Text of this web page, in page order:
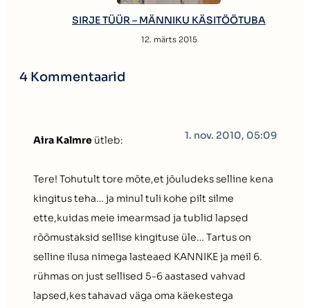
SIRJE TÜÜR – MÄNNIKU KÄSITÖÖTUBA
12. märts 2015
4 Kommentaarid
Aira Kalmre ütleb: 1. nov. 2010, 05:09
Tere! Tohutult tore mõte,et jõuludeks selline kena
kingitus teha… ja minul tuli kohe pilt silme
ette,kuidas meie imearmsad ja tublid lapsed
rõõmustaksid sellise kingituse üle… Tartus on
selline ilusa nimega lasteaed KANNIKE ja meil 6.
rühmas on just sellised 5-6 aastased vahvad
lapsed,kes tahavad väga oma käekestega